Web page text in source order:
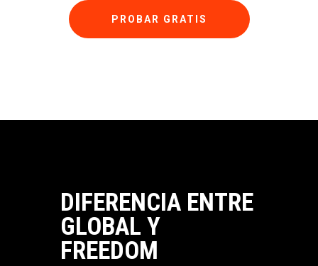
PROBAR GRATIS
DIFERENCIA ENTRE
GLOBAL Y
FREEDOM